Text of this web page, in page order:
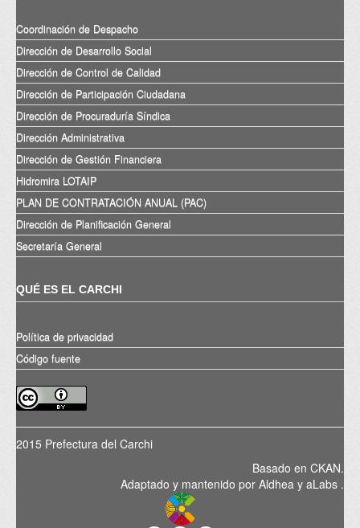
Coordinación de Despacho
Dirección de Desarrollo Social
Dirección de Control de Calidad
Dirección de Participación Ciudadana
Dirección de Procuraduría Síndica
Dirección Administrativa
Dirección de Gestión Financiera
Hidromira LOTAIP
PLAN DE CONTRATACIÓN ANUAL (PAC)
Dirección de Planificación General
Secretaría General
QUÉ ES EL CARCHI
Política de privacidad
Código fuente
2015 Prefectura del Carchi
Basado en CKAN.
Adaptado y mantenido por Aldhea y aLabs .